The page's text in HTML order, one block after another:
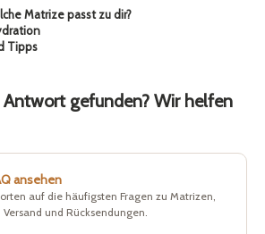
Matrize passt zu dir?
Tipps
Antwort gefunden? Wir helfen
ansehen
auf die häufigsten Fragen zu Matrizen,
und Rücksendungen.